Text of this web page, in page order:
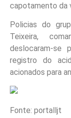
capotamento da
Policias do
Teixeira,
deslocaram-
registro do
acionados para
Fonte: portalljt